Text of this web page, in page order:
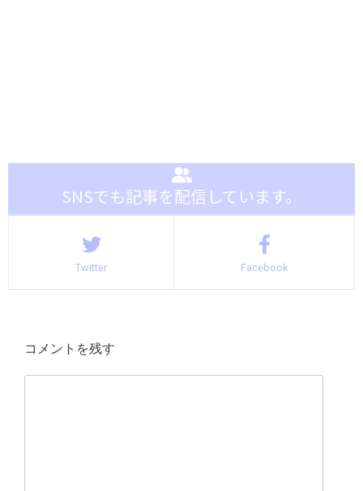
SNSでも記事を配信しています。
Twitter Facebook
コメントを残す